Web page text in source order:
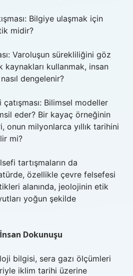
Bilgiye ulaşmak için
midir?
Varoluşun sürekliliğini göz
kaynakları kullanmak, insan
dengelenir?
Bilimsel modeller
eder? Bir kayaç örneğinin
onun milyonlarca yıllık tarihini
mi?
tartışmaların da
özellikle çevre felsefesi
alanında, jeolojinin etik
yoğun şekilde
Dokunuşu
bilgisi, sera gazı ölçümleri
iklim tarihi üzerine